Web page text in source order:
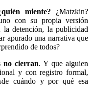
miente? ¿Matzkin?
con su propia versión
la detención, la publicidad
apurado una narrativa que
de todos?
no cierran. Y que alguien
y con registro formal,
cuándo y por qué esa